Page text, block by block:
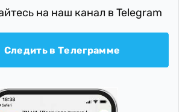
на наш канал в Telegram
Следить в Телеграмме